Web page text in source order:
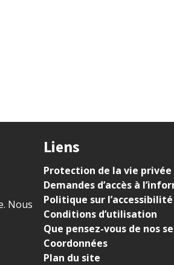
Nous
Liens
Protection de la vie privée
Demandes d’accès à
Politique sur l’accessibilité
Conditions d’utilisation
Que pensez-vous de nos
Coordonnées
Plan du site